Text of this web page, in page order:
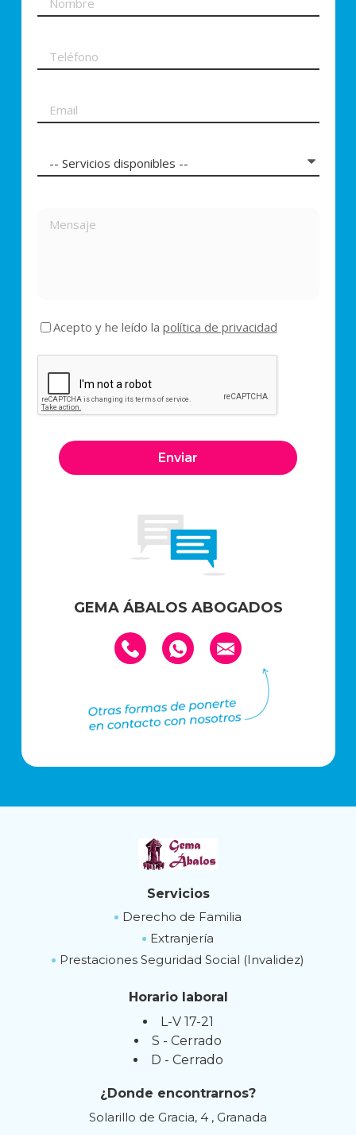
Acepto y he leído la política de privacidad
GEMA ÁBALOS ABOGADOS
Servicios
Derecho de Familia
Extranjería
Prestaciones Seguridad Social (Invalidez)
Horario laboral
L-V 17-21
S - Cerrado
D - Cerrado
¿Donde encontrarnos?
Solarillo de Gracia, 4 , Granada